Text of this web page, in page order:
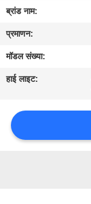
में
कारखाना
दौरा
गुणवत्ता
नियंत्रण
ब्रांड नाम:
प्रमाणन:
मॉडल संख्या:
हाई लाइट: